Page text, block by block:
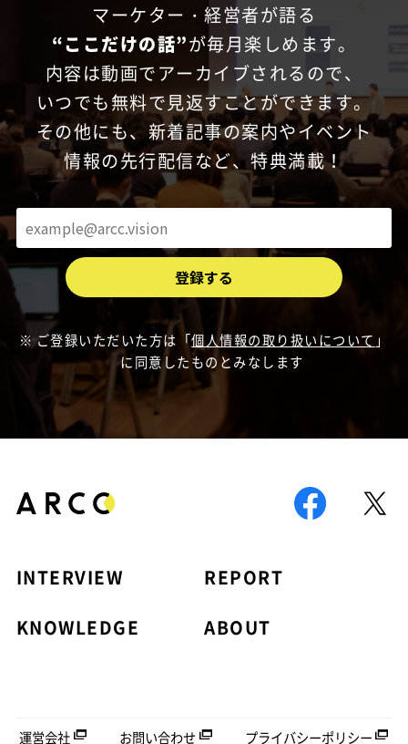
マーケター・経営者が語る
“ここだけの話”が毎月楽しめます。
内容は動画でアーカイブされるので、
いつでも無料で見返すことができます。
その他にも、新着記事の案内やイベント
情報の先行配信など、特典満載！
ご登録いただいた方は「個人情報の取り扱いについて 」
に同意したものとみなします
INTERVIEW
REPORT
KNOWLEDGE
ABOUT
運営会社 お問い合わせ プライバシーポリシー